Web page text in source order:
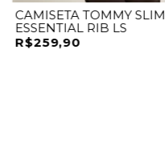
CAMISETA TOMMY SLIM
ESSENTIAL RIB LS
R$259,90